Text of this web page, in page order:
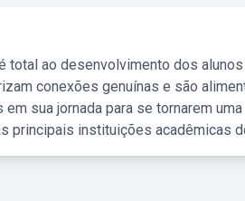
total ao desenvolvimento dos
conexões genuínas e são
sua jornada para se tornarem
principais instituições acadêmicas